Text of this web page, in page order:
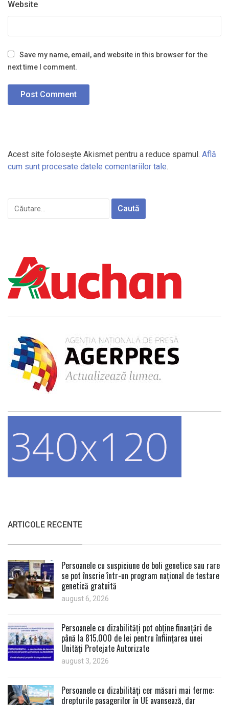
Website
Save my name, email, and website in this browser for the
next time I comment.
Acest site folosește Akismet pentru a reduce spamul. Află
cum sunt procesate datele comentariilor tale.
Caută
după:
ARTICOLE RECENTE
Persoanele cu suspiciune de boli genetice sau rare
se pot înscrie într-un program național de testare
genetică gratuită
august 6, 2026
Persoanele cu dizabilități pot obține finanțări de
până la 815.000 de lei pentru înființarea unei
Unități Protejate Autorizate
august 3, 2026
Persoanele cu dizabilități cer măsuri mai ferme:
drepturile pasagerilor în UE avansează, dar